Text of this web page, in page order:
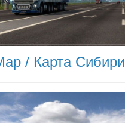
/ Карта Сибири